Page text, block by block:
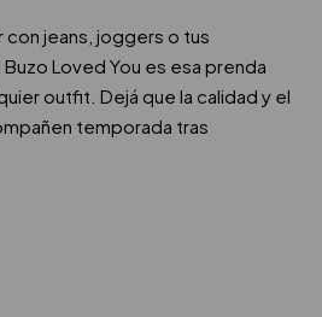
jeans, joggers o tus
Loved You es esa prenda
outfit. Dejá que la calidad y el
temporada tras